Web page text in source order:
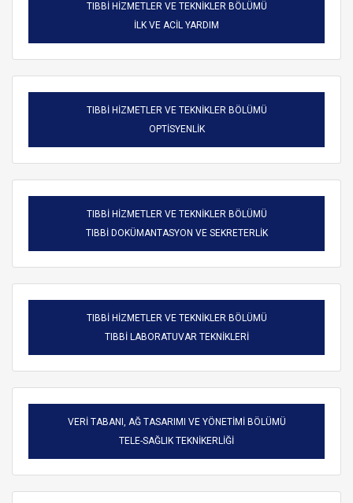
TIBBİ HİZMETLER VE TEKNİKLER BÖLÜMÜ
İLK VE ACİL YARDIM
TIBBİ HİZMETLER VE TEKNİKLER BÖLÜMÜ
OPTİSYENLİK
TIBBİ HİZMETLER VE TEKNİKLER BÖLÜMÜ
TIBBİ DOKÜMANTASYON VE SEKRETERLİK
TIBBİ HİZMETLER VE TEKNİKLER BÖLÜMÜ
TIBBİ LABORATUVAR TEKNİKLERİ
VERİ TABANI, AĞ TASARIMI VE YÖNETİMİ BÖLÜMÜ
TELE-SAĞLIK TEKNİKERLİĞİ